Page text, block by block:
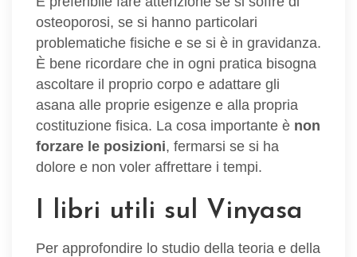
osteoporosi, se si hanno particolari
problematiche fisiche e se si è in gravidanza.
È bene ricordare che in ogni pratica bisogna
ascoltare il proprio corpo e adattare gli
asana alle proprie esigenze e alla propria
costituzione fisica. La cosa importante è non
forzare le posizioni, fermarsi se si ha
dolore e non voler affrettare i tempi.
I libri utili sul Vinyasa
Per approfondire lo studio della teoria e della